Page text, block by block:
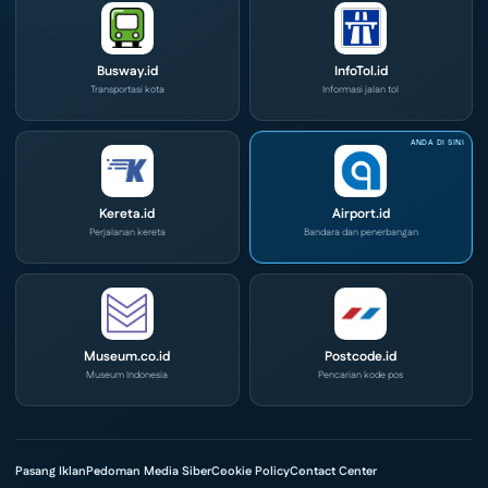
Busway.id
Transportasi kota
InfoTol.id
Informasi jalan tol
Kereta.id
Perjalanan kereta
Airport.id
Bandara dan penerbangan
Museum.co.id
Museum Indonesia
Postcode.id
Pencarian kode pos
Pasang IklanPedoman Media SiberCookie PolicyContact Center